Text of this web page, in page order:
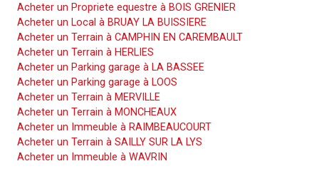
Acheter un Propriete equestre à BOIS GRENIER
Acheter un Local à BRUAY LA BUISSIERE
Acheter un Terrain à CAMPHIN EN CAREMBAULT
Acheter un Terrain à HERLIES
Acheter un Parking garage à LA BASSEE
Acheter un Parking garage à LOOS
Acheter un Terrain à MERVILLE
Acheter un Terrain à MONCHEAUX
Acheter un Immeuble à RAIMBEAUCOURT
Acheter un Terrain à SAILLY SUR LA LYS
Acheter un Immeuble à WAVRIN